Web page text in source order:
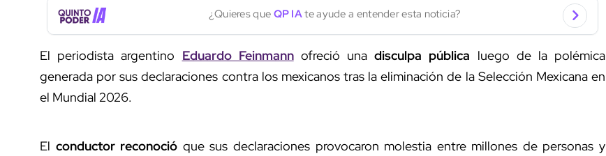
¿Quieres que QP IAte ayude a entender esta noticia?
El periodista argentino Eduardo Feinmannofreció unadisculpa pública luego de la polémica
generada por sus declaraciones contra los mexicanos tras la eliminación de la Selección Mexicana en
el Mundial 2026.
El conductor reconoció que sus declaraciones provocaron molestia entre millones de personas y